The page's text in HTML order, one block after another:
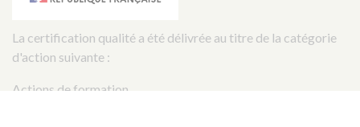
La certification qualité a été délivrée au titre de la catégorie
d'action suivante :
Actions de formation